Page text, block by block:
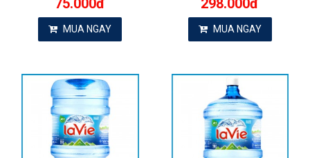
MUA NGAY MUA NGAY